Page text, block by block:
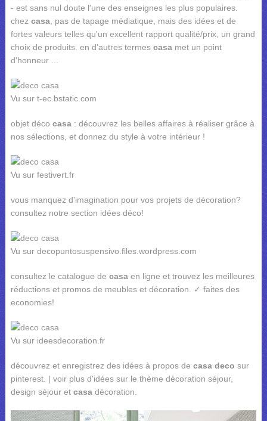
- est sans nul doute l'une des enseignes les plus populaires.
chez casa, pas de tapage médiatique, mais des idées et de
fortes valeurs telles qu'un excellent rapport qualité/prix, un grand
choix de produits. en d'autres termes casamet un point
d'honneur ...
Vu sur t-ec.bstatic.com
objet déco casa: découvrez les belles affaires à réaliser grâce à
nos sélections, et donnez du style à votre intérieur !
Vu sur festivert.fr
vous manquez d'imagination pour vos projets de décoration?
consultez notre section idées déco!
Vu sur decopuntosuspensivo.files.wordpress.com
consultez le catalogue de casaen ligne et trouvez les meilleures
réductions et promos de meubles et décoration. ✓ faites des
economies!
Vu sur ideesdecoration.fr
découvrez et enregistrez des idées à propos de casa deco sur
pinterest. | voir plus d'idées sur le thème décoration séjour,
design séjour et casadécoration.